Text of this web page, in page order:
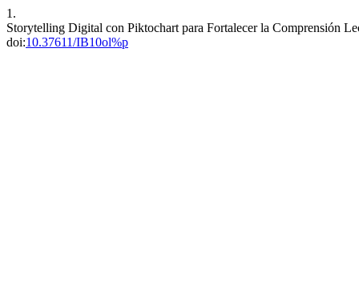
1.
Storytelling Digital con Piktochart para Fortalecer la Comprensión
doi:10.37611/IB10ol%p